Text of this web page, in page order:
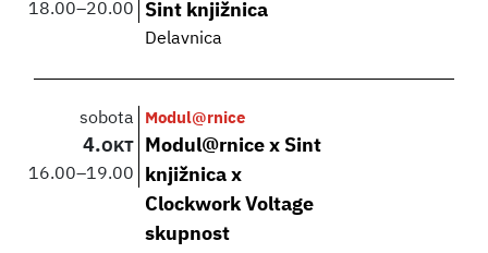
18.00–20.00
Sint knjižnica
Delavnica
sobota
4.OKT
16.00–19.00
Modul@rnice
Modul@rnice x Sint
knjižnica x
Clockwork Voltage
skupnost